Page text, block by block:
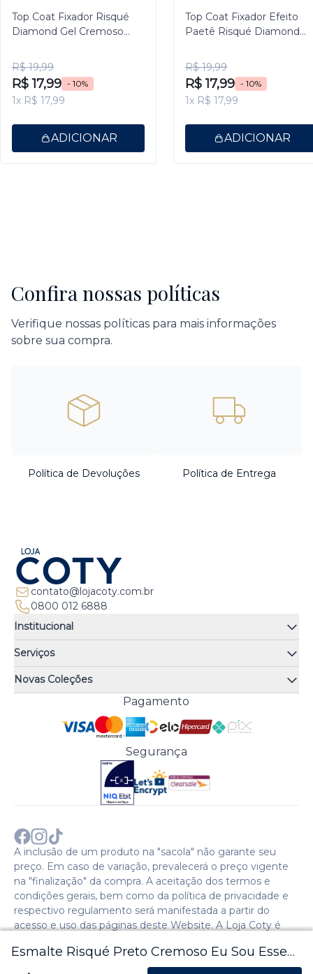
Esmalte Risqué Preto Cremoso Eu Sou Esse
Top Coat Fixador Risqué
Diamond Gel Cremoso
R$ 19,99
R$ 17,99 - 10%
1x R$ 17,99
ADICIONAR
Top Coat Fixador Efeito
Paetê Risqué Diamond
R$ 19,99
R$ 17,99 - 10%
1x R$ 17,99
ADICIONAR
Confira nossas políticas
Verifique nossas políticas para mais informações
sobre sua compra.
Política de Devoluções Política de Entrega
contato@lojacoty.com.br
0800 012 6888
Institucional
Quem somos
Quiz de fragrâncias
Trocas e Devoluções
Troque Fácil
Perguntas Frequentes
Política de Pagamento
Política de Entrega
Política de Privacidade
Comprar com CNPJ?
Sobre a COTY no mundo
Serviços
Atendimento
Meus Pedidos
Trabalhe Conosco
Preferências de Cookies
Novas Coleções
Cenoura & Bronze
Pagamento
Segurança
A inclusão de um produto na "sacola" não garante seu
preço. Em caso de variação, prevalecerá o preço vigente
na "finalização" da compra. A aceitação dos termos e
condições gerais, bem como da política de privacidade e
respectivo regulamento será manifestada a partir do
acesso e uso das páginas deste Website. A Loja Coty é
Endereço: Avenida Caio Cotrim,46. Galpão 1. Itaqui. Itapevi,
SP - CEP: 06696-060 - 2024 © Copyright Coty. Todos os